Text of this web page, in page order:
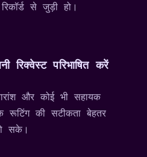
से जुड़ी हो।
रिक्वेस्ट परिभाषित करें
और कोई भी सहायक
रूटिंग की सटीकता बेहतर
सके।